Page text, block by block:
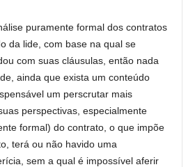
puramente formal dos contratos
da lide, com base na qual se
com suas cláusulas, então nada
ainda que exista um conteúdo
um perscrutar mais
perspectivas, especialmente
formal) do contrato, o que impõe
terá ou não havido uma
sem a qual é impossível aferir